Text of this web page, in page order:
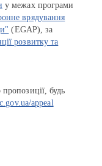
у межах програми
врядування
(EGAP), за
розвитку та
будь
appeal